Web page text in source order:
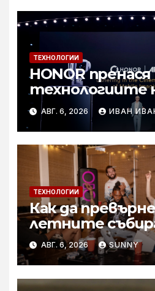
ТЕХНОЛОГИИ
HONOR
технологиите
мобилното
събитието
Technology
АВГ. 6, 2026 ИВАН
ТЕХНОЛОГИИ
Как да
летните
купон с
АВГ. 6, 2026 SUNNY